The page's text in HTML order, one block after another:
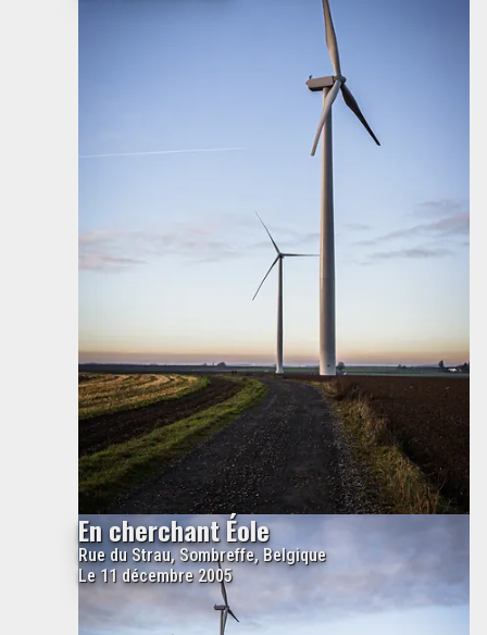
En cherchant Éole
Rue du Strau, Sombreffe, Belgique
Le 11 décembre 2005